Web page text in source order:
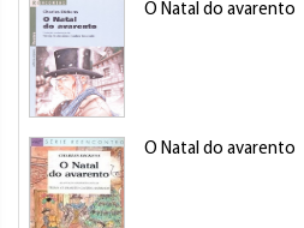
O Natal do avarento
O Natal do avarento